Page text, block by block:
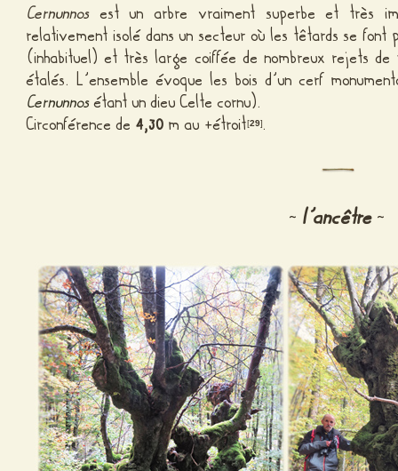
Cernunnos est un arbre vraiment superbe et très
relativement isolé dans un secteur où les têtards se
(inhabituel) et très large coiffée de nombreux rejets
étalés. L’ensemble évoque les bois d’un cerf
Cernunnosétant un dieu Celte cornu).
Circonférence de 4,30 m au +étroit[29].
~ l’ancêtre ~